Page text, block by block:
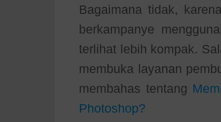
Bagaimana tidak,
berkampanye
terlihat lebih kompak.
membuka layanan
membahas tentang
Photoshop?